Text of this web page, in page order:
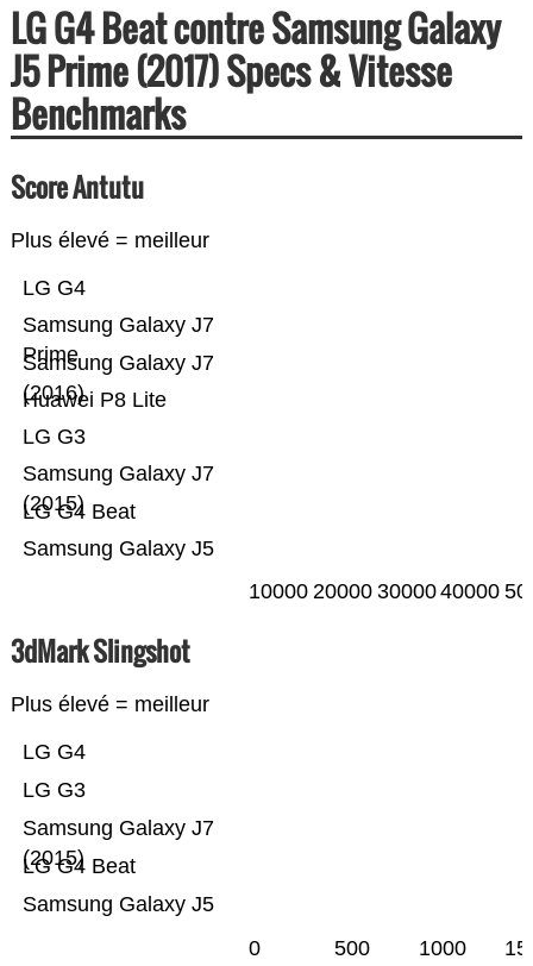
LG G4 Beat contre Samsung Galaxy
J5 Prime (2017) Specs & Vitesse
Benchmarks
Score Antutu
Plus élevé = meilleur
Samsung Galaxy J5
LG G4 Beat
Samsung Galaxy J7
(2015)
LG G3
Huawei P8 Lite
Samsung Galaxy J7
(2016)
Samsung Galaxy J7
Prime
LG G4
10000 20000 3000040000
3dMark Slingshot
Plus élevé = meilleur
Samsung Galaxy J5
LG G4 Beat
Samsung Galaxy J7
(2015)
LG G3
LG G4
0 500 1000